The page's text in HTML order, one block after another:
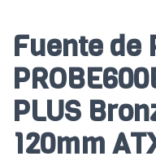
Fuente de
PLUS
120mm